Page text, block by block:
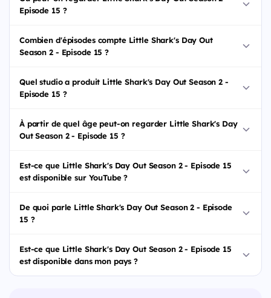
Episode 15 ?
Combien d'épisodes compte Little Shark's Day Out
Season 2 - Episode 15 ?
Quel studio a produit Little Shark's Day Out Season 2 -
Episode 15 ?
À partir de quel âge peut-on regarder Little Shark's Day
Out Season 2 - Episode 15 ?
Est-ce que Little Shark's Day Out Season 2 - Episode 15
est disponible sur YouTube ?
De quoi parle Little Shark's Day Out Season 2 - Episode
15 ?
Est-ce que Little Shark's Day Out Season 2 - Episode 15
est disponible dans mon pays ?